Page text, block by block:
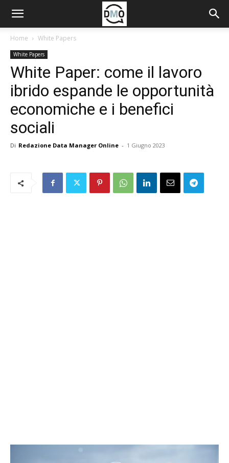
Home White Papers
White Papers
White Paper: come il lavoro
ibrido espande le opportunità
economiche e i benefici
sociali
Di Redazione Data Manager Online - 1 Giugno 2023